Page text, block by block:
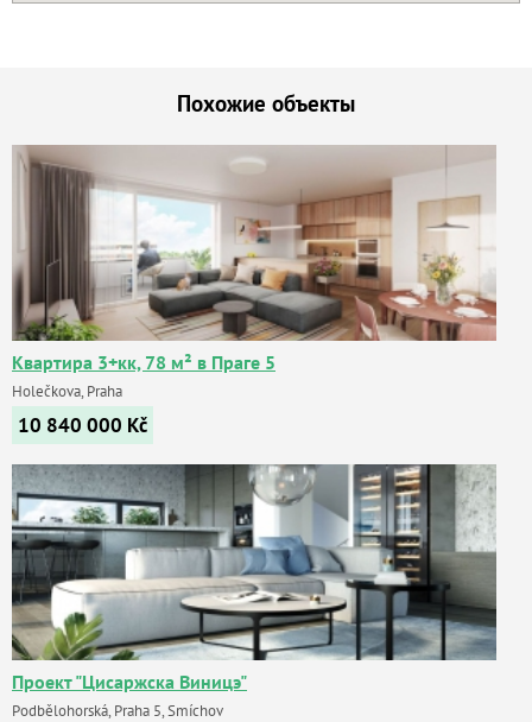
Похожие объекты
Квартира 3+кк, 78 м² в Праге 5
Holečkova, Praha
10 840 000 Kč
Проект "Цисаржска Виницэ"
Podbělohorská, Praha 5, Smíchov